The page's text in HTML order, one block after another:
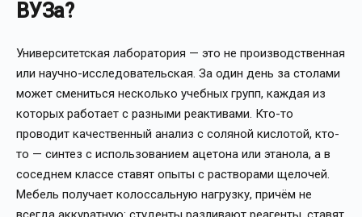
ВУЗа?
Университетская лаборатория — это не производственная
или научно-исследовательская. За один день за столами
может смениться несколько учебных групп, каждая из
которых работает с разными реактивами. Кто-то
проводит качественный анализ с соляной кислотой, кто-
то — синтез с использованием ацетона или этанола, а в
соседнем классе ставят опыты с растворами щелочей.
Мебель получает колоссальную нагрузку, причём не